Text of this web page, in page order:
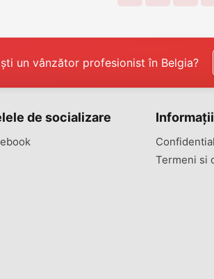
un vânzător profesionist în Belgia?
de socializare Informații
Termeni si